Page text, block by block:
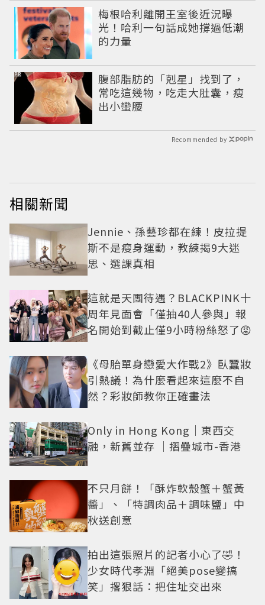
梅根哈利離開王室後近況曝
光！哈利一句話成她撐過低潮
的力量
腹部脂肪的「剋星」找到了，
常吃這幾物，吃走大肚囊，瘦
出小蠻腰
PR
Recommended by
相關新聞
Jennie、孫藝珍都在練！皮拉提
斯不是瘦身運動，教練揭9大迷
思、選課真相
這就是天團待遇？BLACKPINK十
周年見面會「僅抽40人參與」報
名開始到截止僅9小時粉絲怒了😡
《母胎單身戀愛大作戰2》臥蠶妝
引熱議！為什麼看起來這麼不自
然？彩妝師教你正確畫法
Only in Hong Kong｜東西交
融，新舊並存 ｜摺疊城市-香港
不只月餅！「酥炸軟殼蟹＋蟹黃
醬」、「特調肉品＋調味鹽」中
秋送創意
拍出這張照片的記者小心了🤣！
少女時代孝淵「絕美pose變搞
笑」撂狠話：把住址交出來